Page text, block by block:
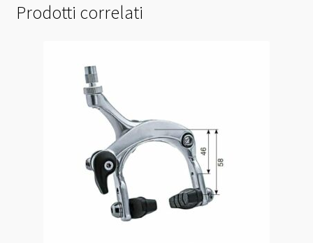
Prodotti correlati